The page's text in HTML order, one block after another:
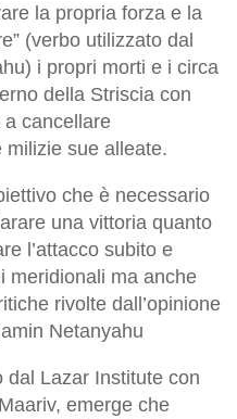
la propria forza e la
(verbo utilizzato dal
i propri morti e i circa
della Striscia con
a cancellare
sue alleate.
che è necessario
una vittoria quanto
l’attacco subito e
meridionali ma anche
rivolte dall’opinione
Netanyahu
dal Lazar Institute con
emerge che